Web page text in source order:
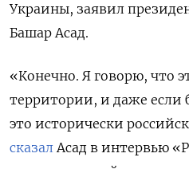
Украины, заявил
Башар Асад.
«Конечно. Я говорю, что
территории, и даже если
это исторически
сказалАсад в интервью